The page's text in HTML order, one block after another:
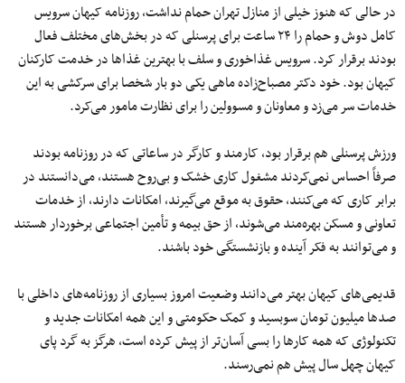
در حالی که هنوز خیلی از منازل تهران حمام نداشت، روزنامه کیهان سرویس
کامل دوش و حمام را ۲۴ ساعت برای پرسنلی که در بخش‌های مختلف فعال
بودند برقرار کرد. سرویس غذاخوری و سلف با بهترین غذاها در خدمت کارکنان
کیهان بود. خود دکتر مصباح‌زاده ماهی یکی دو بار شخصا برای سرکشی به این
خدمات سر می‌زد و معاونان و مسوولین را برای نظارت مامور می‌کرد.
ورزش پرسنلی هم برقرار بود، کارمند و کارگر در ساعاتی که در روزنامه بودند
صرفاً احساس نمی‌کردند مشغول کاری خشک و بی‌روح هستند، می‌دانستند در
برابر کاری که می‌کنند، حقوق به موقع می‌گیرند، امکانات دارند، از خدمات
تعاونی و مسکن بهره‌مند می‌شوند، از حق بیمه و تأمین اجتماعی برخوردار هستند
و می‌توانند به فکر آینده و بازنشستگی خود باشند.
قدیمی‌های کیهان بهتر می‌دانند وضعیت امروز بسیاری از روزنامه‌های داخلی با
صدها میلیون‌ تومان سوبسید و کمک حکومتی و این همه امکانات جدید و
تکنولوژی که همه کارها را بسی آسان‌تر از پیش کرده است، هرگز به گرد پای
کیهان چهل سال پیش هم نمی‌رسند.